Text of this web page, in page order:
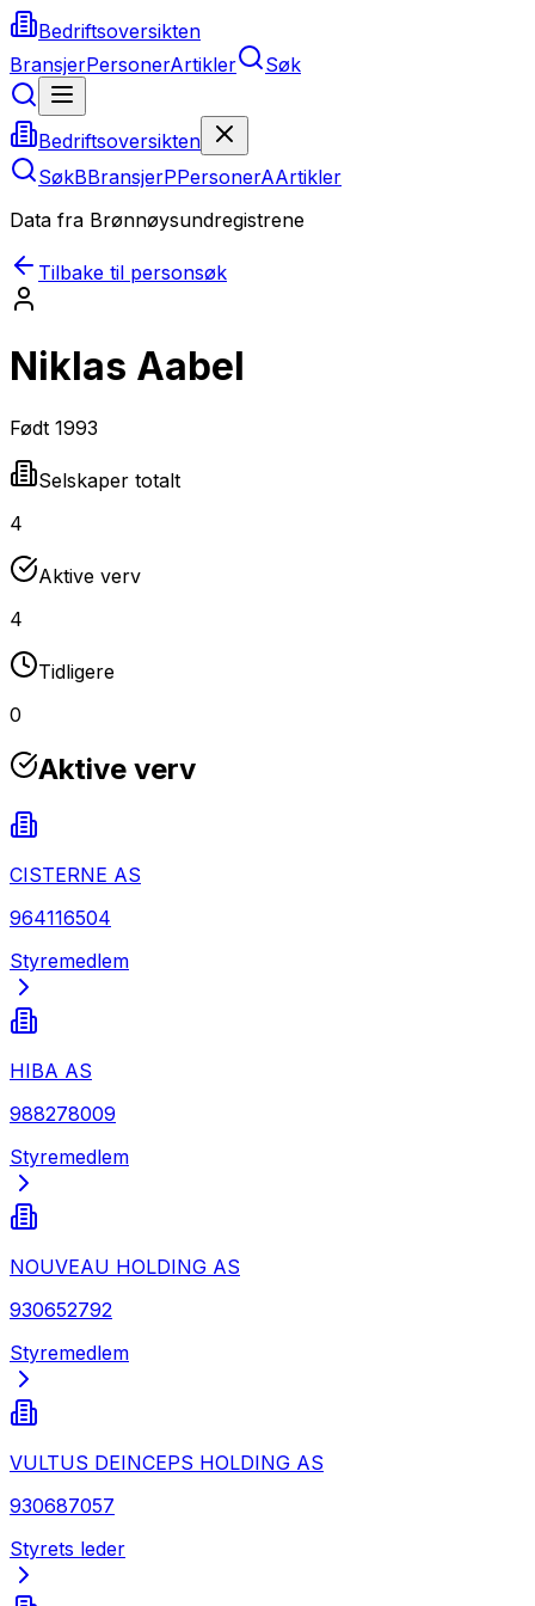
Bedriftsoversikten
BransjerPersonerArtikler Søk
Bedriftsoversikten
SøkBBransjerPPersonerAArtikler
Data fra Brønnøysundregistrene
Tilbake til personsøk
Niklas Aabel
Født 1993
Selskaper totalt
4
Aktive verv
4
Tidligere
0
Aktive verv
CISTERNE AS
964116504
Styremedlem
HIBA AS
988278009
Styremedlem
NOUVEAU HOLDING AS
930652792
Styremedlem
VULTUS DEINCEPS HOLDING AS
930687057
Styrets leder